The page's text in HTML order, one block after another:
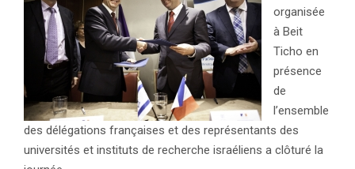
organisée
à Beit
Ticho en
présence
de
l’ensemble
des délégations françaises et des représentants des
universités et instituts de recherche israéliens a clôturé la